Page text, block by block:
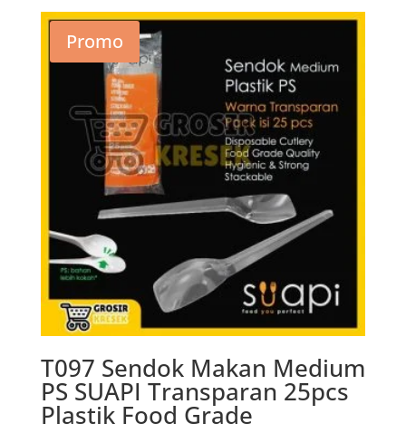
Promo
T097 Sendok Makan Medium
PS SUAPI Transparan 25pcs
Plastik Food Grade